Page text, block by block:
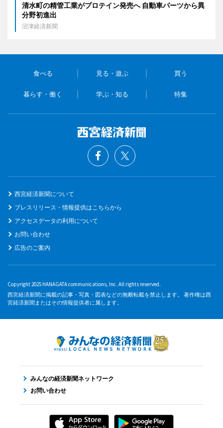
清水町の精管工業がプロテイン発売へ 自動車パーツから異
分野初進出
沼津経済新聞
食べる 見る・遊ぶ 買う
暮らす・働く 学ぶ・知る 特集
西宮経済新聞について
プレスリリース・情報提供はこちらから
アクセスデータの利用について
お問い合わせ
広告のご案内
Copyright 2025 HANAGATA communications, Inc. All rights reserved.
西宮経済新聞に掲載の記事・写真・図表などの無断転載を禁止します。 著作権は西
宮経済新聞またはその情報提供者に属します。
みんなの経済新聞ネットワーク
お問い合わせ